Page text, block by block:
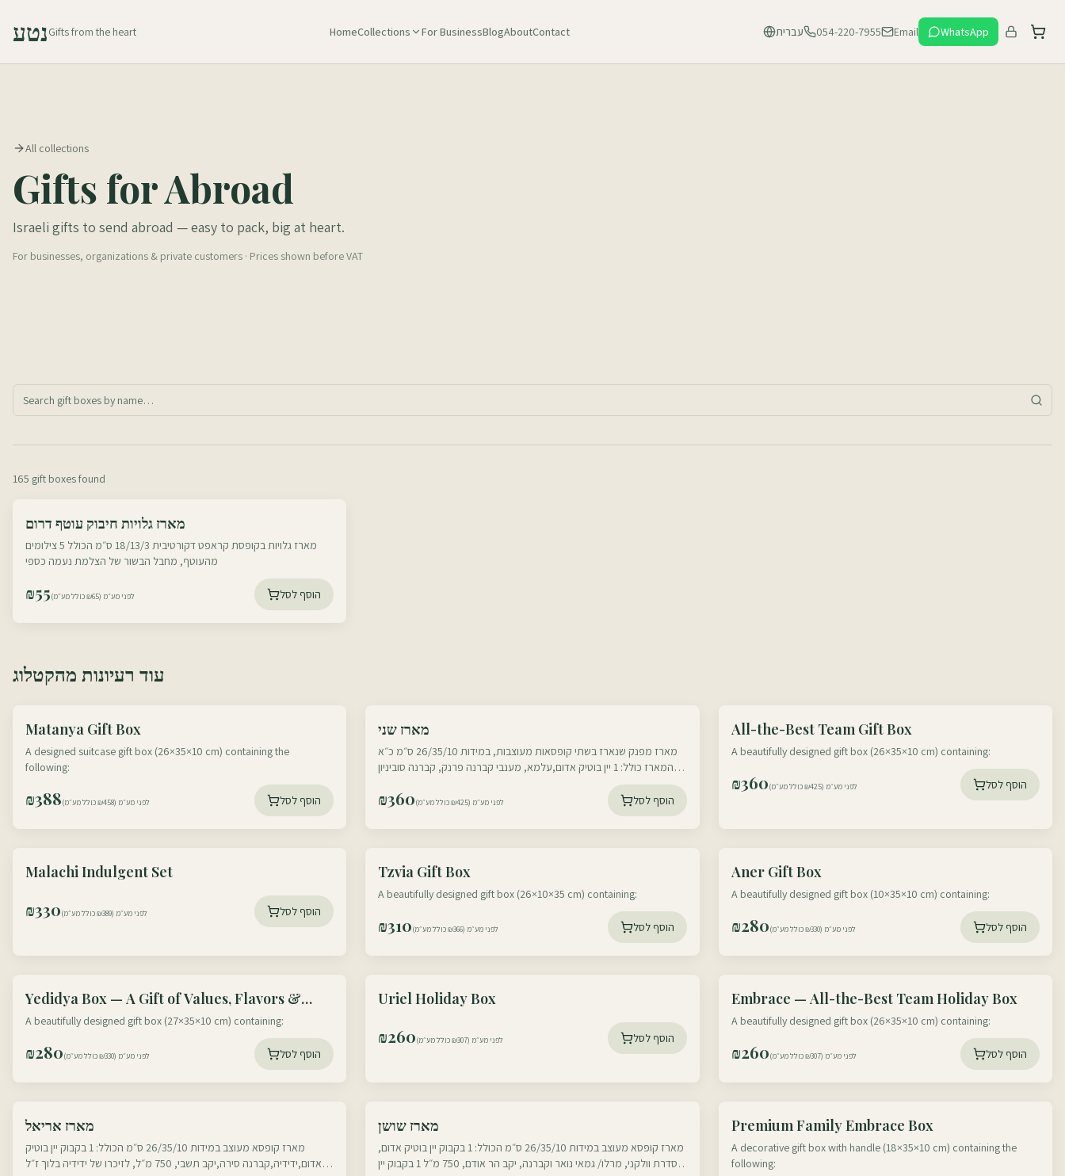
נטעGifts from the heart HomeCollections For BusinessBlogAboutContact עברית 054-220-7955 Email WhatsApp
All collections
Gifts for Abroad
Israeli gifts to send abroad — easy to pack, big at heart.
For businesses, organizations & private customers · Prices shown before VAT
165 gift boxes found
מארז גלויות חיבוק עוטף דרום
מארז גלויות בקופסת קראפט דקורטיבית 18/13/3 ס״מ הכולל 5 צילומים
מהעוטף, מחבל הבשור של הצלמת נעמה כספי
₪55 לפני מע״מ (₪65 כולל מע״מ) הוסף לסל
עוד רעיונות מהקטלוג
Matanya Gift Box
A designed suitcase gift box (26×35×10 cm) containing the
following:
₪388 לפני מע״מ (₪458 כולל מע״מ) הוסף לסל
מארז שני
מארז מפנק שנארז בשתי קופסאות מעוצבות, במידות 26/35/10 ס״מ כ״א
המארז כולל: 1 יין בוטיק אדום,עלמא, מענבי קברנה פרנק, קברנה סוביניון
₪360 לפני מע״מ (₪425 כולל מע״מ) הוסף לסל
All-the-Best Team Gift Box
A beautifully designed gift box (26×35×10 cm) containing:
₪360 לפני מע״מ (₪425 כולל מע״מ) הוסף לסל
Malachi Indulgent Set
₪330 לפני מע״מ (₪389 כולל מע״מ) הוסף לסל
Tzvia Gift Box
A beautifully designed gift box (26×10×35 cm) containing:
₪310 לפני מע״מ (₪366 כולל מע״מ) הוסף לסל
Aner Gift Box
A beautifully designed gift box (10×35×10 cm) containing:
₪280 לפני מע״מ (₪330 כולל מע״מ) הוסף לסל
עוטף צפון Yedidya Box — A Gift of Values, Flavors &
Memory
A beautifully designed gift box (27×35×10 cm) containing:
₪280 לפני מע״מ (₪330 כולל מע״מ) הוסף לסל
Uriel Holiday Box
₪260 לפני מע״מ (₪307 כולל מע״מ) הוסף לסל
עוטף צפוןEmbrace — All-the-Best Team Holiday Box
A beautifully designed gift box (26×35×10 cm) containing:
₪260 לפני מע״מ (₪307 כולל מע״מ) הוסף לסל
מארז אריאל
מארז קופסא מעוצב במידות 26/35/10 ס״מ הכולל: 1 בקבוק יין בוטיק
אדום,ידידיה,קברנה סירה,יקב תשבי, 750 מ״ל, לזיכרו של ידידיה בלוך ז״ל
מארז שושן
מארז קופסא מעוצב במידות 26/35/10 ס״מ הכולל: 1 בקבוק יין בוטיק אדום,
מסדרת וולקני, מרלו/ גמאי נואר וקברנה, יקב הר אודם, 750 מ״ל 1 בקבוק יין
Premium Family Embrace Box
A decorative gift box with handle (18×35×10 cm) containing the
following: